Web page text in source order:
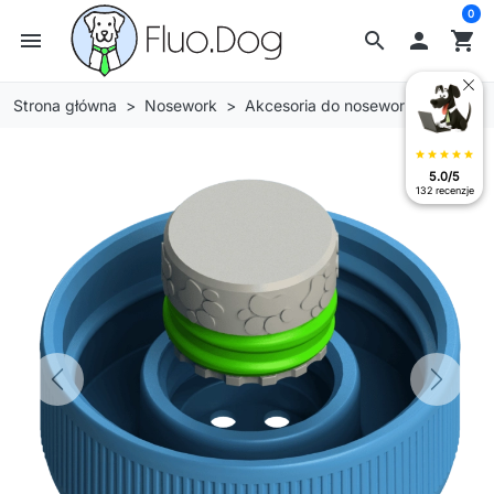
search
menu  shopping_cart
0
Strona główna Nosework Akcesoria do nosework
Previous Next
star star star star star
5.0/5
132 recenzje